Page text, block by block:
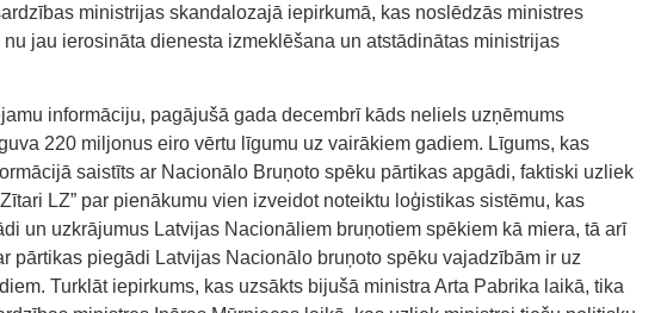
ministrijas skandalozajā iepirkumā, kas noslēdzās ministres
jau ierosināta dienesta izmeklēšana un atstādinātas ministrijas
informāciju, pagājušā gada decembrī kāds neliels uzņēmums
220 miljonus eiro vērtu līgumu uz vairākiem gadiem. Līgums, kas
saistīts ar Nacionālo Bruņoto spēku pārtikas apgādi, faktiski uzliek
LZ” par pienākumu vien izveidot noteiktu loģistikas sistēmu, kas
un uzkrājumus Latvijas Nacionāliem bruņotiem spēkiem kā miera, tā arī
pārtikas piegādi Latvijas Nacionālo bruņoto spēku vajadzībām ir uz
Turklāt iepirkums, kas uzsākts bijušā ministra Arta Pabrika laikā, tika